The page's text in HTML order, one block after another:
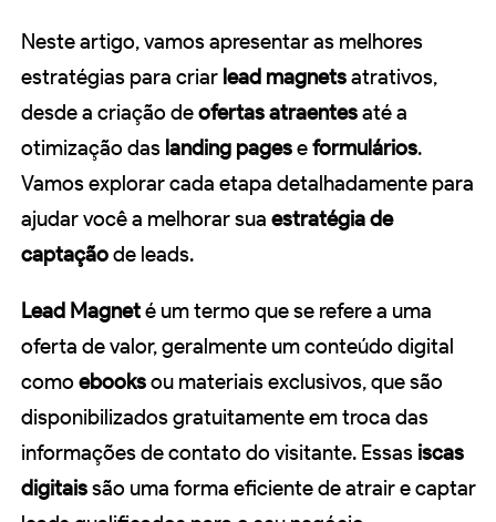
Neste artigo, vamos apresentar as melhores
estratégias para criar lead magnetsatrativos,
desde a criação deofertas atraentesaté a
otimização das landing pageseformulários.
Vamos explorar cada etapa detalhadamente para
ajudar você a melhorar sua estratégia de
captaçãode leads.
Lead Magneté um termo que se refere a uma
oferta de valor, geralmente um conteúdo digital
como ebooksou materiais exclusivos, que são
disponibilizados gratuitamente em troca das
informações de contato do visitante. Essas iscas
digitaissão uma forma eficiente de atrair e captar